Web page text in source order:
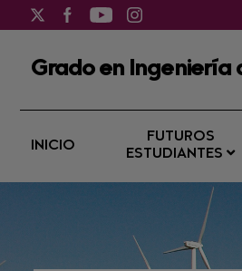
Grado en Ingeniería
INICIO
FUTUROS
ESTUDIANTES